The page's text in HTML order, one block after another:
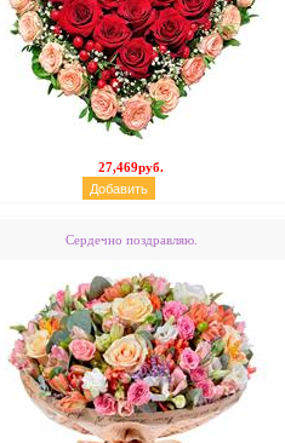
27,469руб.
Сердечно поздравляю.